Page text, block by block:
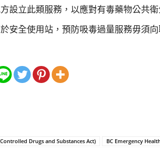
設立此類服務，以應對有毒藥物公共衛
安全使用站，預防吸毒過量服務毋須向
Drugs and Substances Act) BC Emergency